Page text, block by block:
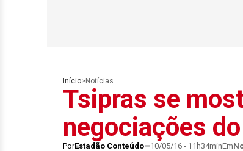
Início> Notícias
Tsipras se
negociações
PorEstadão Conteúdo 10/05/16 - 11h34minEm